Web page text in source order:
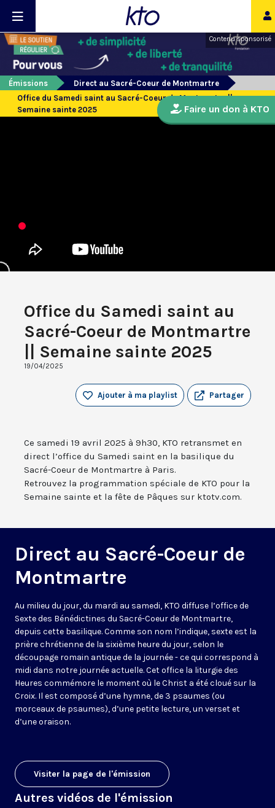
Contenu sponsorisé
Émissions
Direct au Sacré-Coeur de Montmartre
Office du Samedi saint au Sacré-Coeur de Montmartre ||
Semaine sainte 2025
Office du Samedi saint au
Sacré-Coeur de Montmartre
|| Semaine sainte 2025
19/04/2025
Partager
Ajouter à ma playlist
Ce samedi 19 avril 2025 à 9h30, KTO retransmet en
direct l’office du Samedi saint en la basilique du
Sacré-Coeur de Montmartre à Paris.
Retrouvez la programmation spéciale de KTO pour la
Semaine sainte et la fête de Pâques sur ktotv.com.
Direct au Sacré-Coeur de
Montmartre
Au milieu du jour, du mardi au samedi, KTO diffuse l’office de
Sexte des Bénédictines du Sacré-Coeur de Montmartre,
depuis cette basilique. Comme son nom l’indique, sexte est la
prière chrétienne de la sixième heure du jour, selon le
découpage romain antique de la journée - ce qui correspond à
midi dans notre journée actuelle. Cet office la liturgie des
Heures commémore le moment où le Christ a été cloué sur la
Croix. Il est composé d’une hymne, de 3 psaumes (ou
morceaux de psaumes), d’une petite lecture, un verset et
d’une oraison.
Visiter la page de l'émission
Autres vidéos de l'émission
Faire un don à KTO